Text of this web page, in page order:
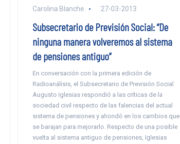
Carolina Blanche 27-03-2013
Subsecretario de Previsión Social: “De
ninguna manera volveremos al sistema
de pensiones antiguo”
En conversación con la primera edición de
Radioanálisis, el Subsecretario de Previsión Social
Augusto Iglesias respondió a las críticas de la
sociedad civil respecto de las falencias del actual
sistema de pensiones y ahondó en los cambios que
se barajan para mejorarlo. Respecto de una posible
vuelta al sistema antiguo de pensiones, Iglesias